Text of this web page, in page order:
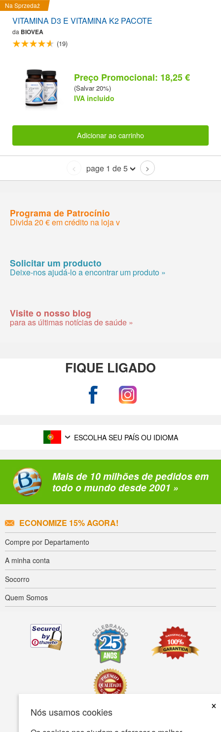
Nós usamos cookies
×
Na Sprzedaż
VITAMINA D3 E VITAMINA K2 PACOTE
da BIOVEA
(19)
Preço Promocional: 18,25 €
(Salvar 20%)
IVA incluido
Adicionar ao carrinho
< page 1 de 5 >
Programa de Patrocínio
Divida 20 € em crédito na loja v
Solicitar um producto
Deixe-nos ajudá-lo a encontrar um produto »
Visite o nosso blog
para as últimas notícias de saúde »
FIQUE LIGADO
ESCOLHA SEU PAÍS OU IDIOMA
Mais de 10 milhões de pedidos em
todo o mundo desde 2001 »
ECONOMIZE 15% AGORA!
Compre por Departamento
A minha conta
Socorro
Quem Somos
Acessibilidade Termos de uso política de Privacidade